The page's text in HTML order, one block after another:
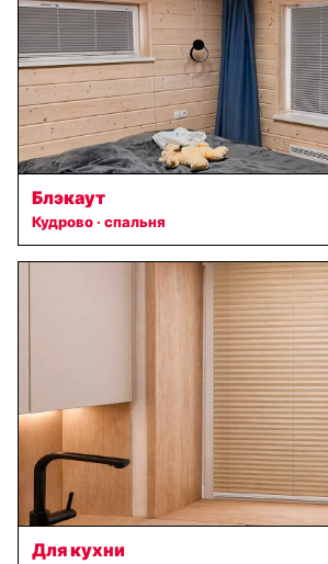
Блэкаут
Кудрово · спальня
Для кухни